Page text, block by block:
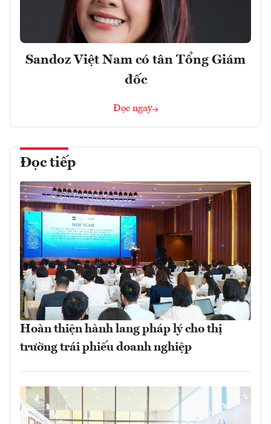
Sandoz Việt Nam có tân Tổng Giám
đốc
Đọc ngay
Đọc tiếp
Hoàn thiện hành lang pháp lý cho thị
trường trái phiếu doanh nghiệp